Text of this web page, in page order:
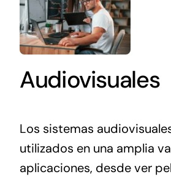
Audiovisuales
Los sistemas
utilizados en una amplia
aplicaciones, desde ver